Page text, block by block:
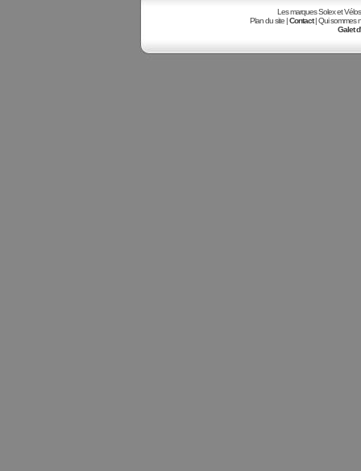
Les marques Solex et
Plan du site |Contact| Qui sommes
Galet